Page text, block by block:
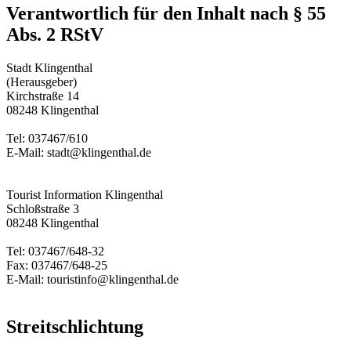
Verantwortlich für den Inhalt nach § 55
Abs. 2 RStV
Stadt Klingenthal
(Herausgeber)
Kirchstraße 14
08248 Klingenthal
Tel: 037467/610
E-Mail: stadt@klingenthal.de
Tourist Information Klingenthal
Schloßstraße 3
08248 Klingenthal
Tel: 037467/648-32
Fax: 037467/648-25
E-Mail: touristinfo@klingenthal.de
Streitschlichtung